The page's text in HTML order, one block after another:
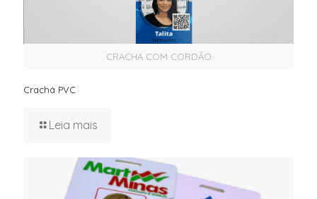
CRACHA COM CORDÃO
Crachá PVC
Leia mais